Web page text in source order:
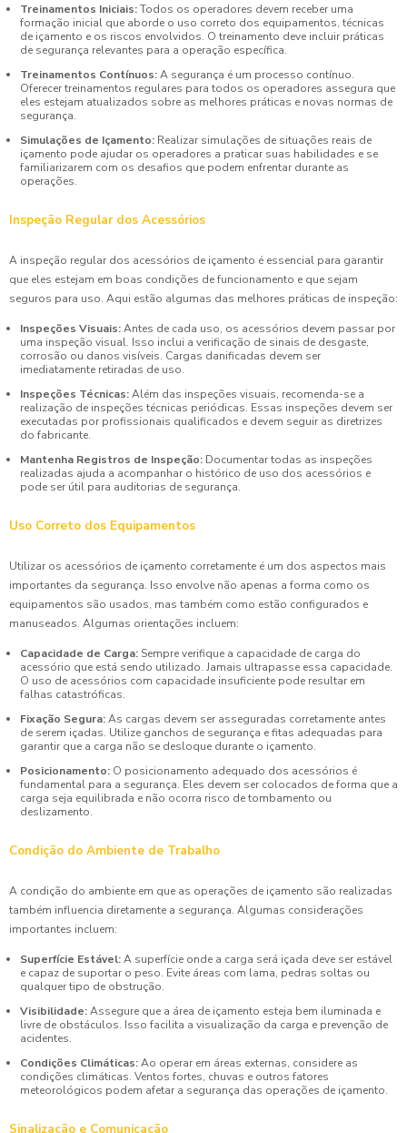
Treinamentos Iniciais:Todos os operadores devem receber uma
formação inicial que aborde o uso correto dos equipamentos, técnicas
de içamento e os riscos envolvidos. O treinamento deve incluir práticas
de segurança relevantes para a operação específica.
Treinamentos Contínuos:A segurança é um processo contínuo.
Oferecer treinamentos regulares para todos os operadores assegura que
eles estejam atualizados sobre as melhores práticas e novas normas de
segurança.
Simulações de Içamento: Realizar simulações de situações reais de
içamento pode ajudar os operadores a praticar suas habilidades e se
familiarizarem com os desafios que podem enfrentar durante as
operações.
Inspeção Regular dos Acessórios
A inspeção regular dos acessórios de içamento é essencial para garantir
que eles estejam em boas condições de funcionamento e que sejam
seguros para uso. Aqui estão algumas das melhores práticas de inspeção:
Inspeções Visuais:Antes de cada uso, os acessórios devem passar por
uma inspeção visual. Isso inclui a verificação de sinais de desgaste,
corrosão ou danos visíveis. Cargas danificadas devem ser
imediatamente retiradas de uso.
Inspeções Técnicas:Além das inspeções visuais, recomenda-se a
realização de inspeções técnicas periódicas. Essas inspeções devem ser
executadas por profissionais qualificados e devem seguir as diretrizes
do fabricante.
Mantenha Registros de Inspeção: Documentar todas as inspeções
realizadas ajuda a acompanhar o histórico de uso dos acessórios e
pode ser útil para auditorias de segurança.
Uso Correto dos Equipamentos
Utilizar os acessórios de içamento corretamente é um dos aspectos mais
importantes da segurança. Isso envolve não apenas a forma como os
equipamentos são usados, mas também como estão configurados e
manuseados. Algumas orientações incluem:
Capacidade de Carga: Sempre verifique a capacidade de carga do
acessório que está sendo utilizado. Jamais ultrapasse essa capacidade.
O uso de acessórios com capacidade insuficiente pode resultar em
falhas catastróficas.
Fixação Segura:As cargas devem ser asseguradas corretamente antes
de serem içadas. Utilize ganchos de segurança e fitas adequadas para
garantir que a carga não se desloque durante o içamento.
Posicionamento: O posicionamento adequado dos acessórios é
fundamental para a segurança. Eles devem ser colocados de forma que a
carga seja equilibrada e não ocorra risco de tombamento ou
deslizamento.
Condição do Ambiente de Trabalho
A condição do ambiente em que as operações de içamento são realizadas
também influencia diretamente a segurança. Algumas considerações
importantes incluem:
Superfície Estável:A superfície onde a carga será içada deve ser estável
e capaz de suportar o peso. Evite áreas com lama, pedras soltas ou
qualquer tipo de obstrução.
Visibilidade:Assegure que a área de içamento esteja bem iluminada e
livre de obstáculos. Isso facilita a visualização da carga e prevenção de
acidentes.
Condições Climáticas:Ao operar em áreas externas, considere as
condições climáticas. Ventos fortes, chuvas e outros fatores
meteorológicos podem afetar a segurança das operações de içamento.
Sinalização e Comunicação